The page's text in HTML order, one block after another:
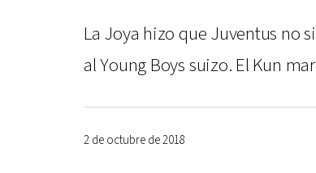
La Joya hizo que Juventus no
al Young Boys suizo. El Kun
2 de octubre de 2018